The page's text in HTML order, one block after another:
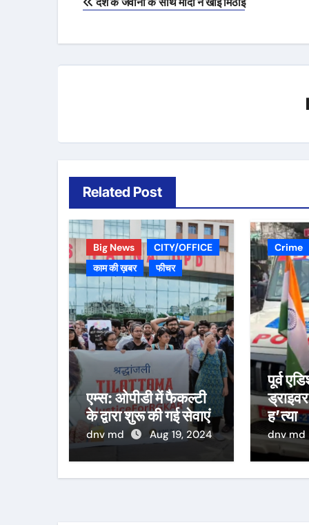
Related Post
Big News
CITY/OFFICE
काम की ख़बर
फीचर
एम्स: ओपीडी में फैकल्टी
के द्वारा शुरू की गई सेवाएं
dnv md Aug 19, 2024
Crime
पूर्व
ह’त्या
dnv md